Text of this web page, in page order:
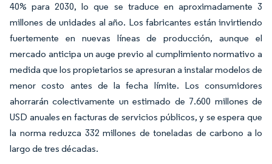
40% para 2030, lo que se traduce en aproximadamente 3
millones de unidades al año. Los fabricantes están invirtiendo
fuertemente en nuevas líneas de producción, aunque el
mercado anticipa un auge previo al cumplimiento normativo a
medida que los propietarios se apresuran a instalar modelos de
menor costo antes de la fecha límite. Los consumidores
ahorrarán colectivamente un estimado de 7.600 millones de
USD anuales en facturas de servicios públicos, y se espera que
la norma reduzca 332 millones de toneladas de carbono a lo
largo de tres décadas.